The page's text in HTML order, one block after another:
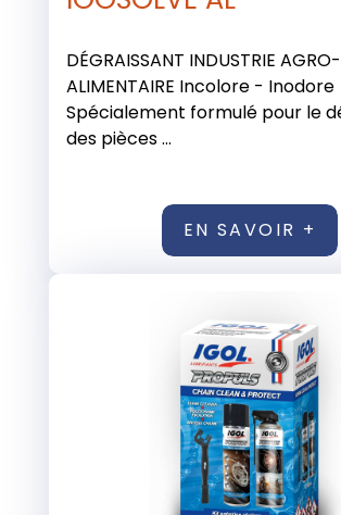
DÉGRAISSANT INDUSTRIE AGRO-
ALIMENTAIRE Incolore - Inodore
Spécialement formulé pour le
des pièces ...
EN SAVOIR +